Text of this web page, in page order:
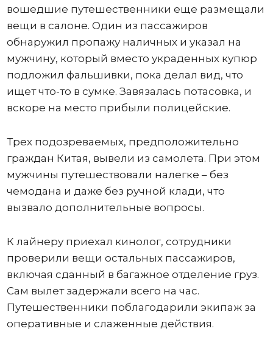
вошедшие путешественники еще размещали
вещи в салоне. Один из пассажиров
обнаружил пропажу наличных и указал на
мужчину, который вместо украденных купюр
подложил фальшивки, пока делал вид, что
ищет что-то в сумке. Завязалась потасовка, и
вскоре на место прибыли полицейские.
Трех подозреваемых, предположительно
граждан Китая, вывели из самолета. При этом
мужчины путешествовали налегке – без
чемодана и даже без ручной клади, что
вызвало дополнительные вопросы.
К лайнеру приехал кинолог, сотрудники
проверили вещи остальных пассажиров,
включая сданный в багажное отделение груз.
Сам вылет задержали всего на час.
Путешественники поблагодарили экипаж за
оперативные и слаженные действия.